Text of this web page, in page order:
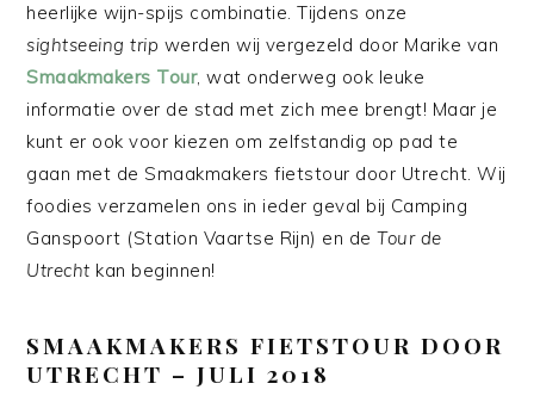
heerlijke wijn-spijs combinatie. Tijdens onze
sightseeing trip werden wij vergezeld door Marike van
Smaakmakers Tour, wat onderweg ook leuke
informatie over de stad met zich mee brengt! Maar je
kunt er ook voor kiezen om zelfstandig op pad te
gaan met de Smaakmakers fietstour door Utrecht. Wij
foodies verzamelen ons in ieder geval bij Camping
Ganspoort (Station Vaartse Rijn) en deTour de
Utrecht kan beginnen!
SMAAKMAKERS FIETSTOUR DOOR
UTRECHT – JULI 2018